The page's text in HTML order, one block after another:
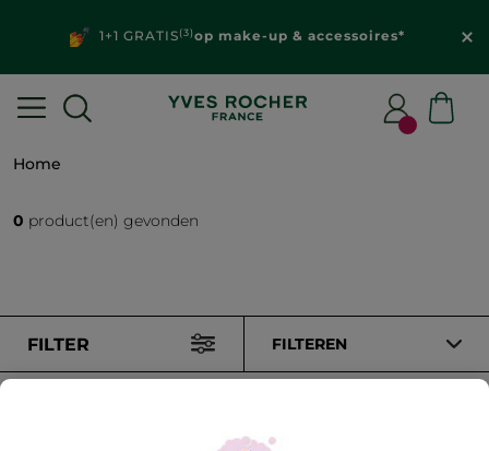
1+1 GRATIS(3)op make-up & accessoires*
Home
0 product(en) gevonden
FILTER FILTEREN